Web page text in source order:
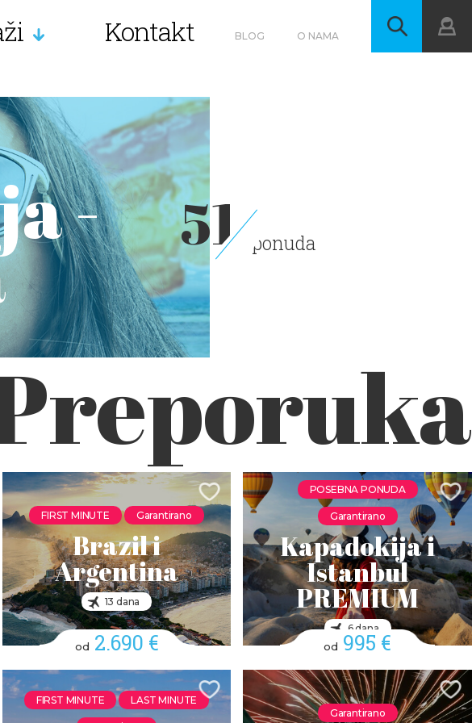
Kontakt BLOG O NAMA
- 51 ponuda
FIRST MINUTE Garantirano
Brazil i
Argentina
13 dana
od 2.690 €
POSEBNA PONUDA
Garantirano
Kapadokija i
Istanbul
PREMIUM
6 dana
od 995 €
FIRST MINUTE LAST MINUTE
Garantirano